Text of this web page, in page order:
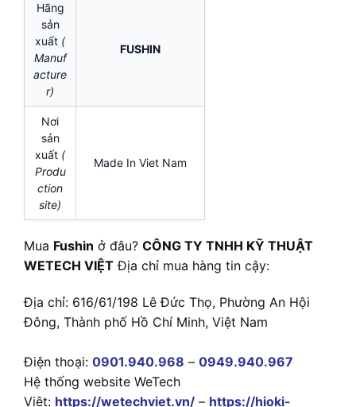
Hãng
sản
xuất (
Manuf
acture
r)
FUSHIN
Nơi
sản
xuất (
Produ
ction
site)
Made In Viet Nam
Mua Fushin ở đâu? CÔNG TY TNHH KỸ THUẬT
WETECH VIỆT Địa chỉ mua hàng tin cậy:
Địa chỉ: 616/61/198 Lê Đức Thọ, Phường An Hội
Đông, Thành phố Hồ Chí Minh, Việt Nam
Điện thoại: 0901.940.968 – 0949.940.967
Hệ thống website WeTech
Việt: https://wetechviet.vn/ – https://hioki-